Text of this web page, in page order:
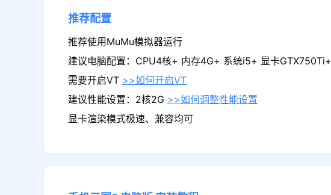
推荐配置
推荐使用MuMu模拟器运行
建议电脑配置：CPU4核+ 内存4G+ 系统i5+ 显卡GTX750Ti+
需要开启VT >>如何开启VT
建议性能设置：2核2G >>如何调整性能设置
显卡渲染模式极速、兼容均可